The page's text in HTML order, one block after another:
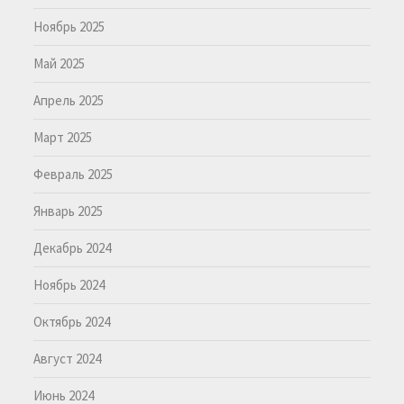
Ноябрь 2025
Май 2025
Апрель 2025
Март 2025
Февраль 2025
Январь 2025
Декабрь 2024
Ноябрь 2024
Октябрь 2024
Август 2024
Июнь 2024